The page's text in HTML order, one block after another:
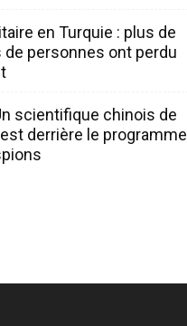
en Turquie : plus de
de personnes ont perdu
scientifique chinois de
derrière le programme